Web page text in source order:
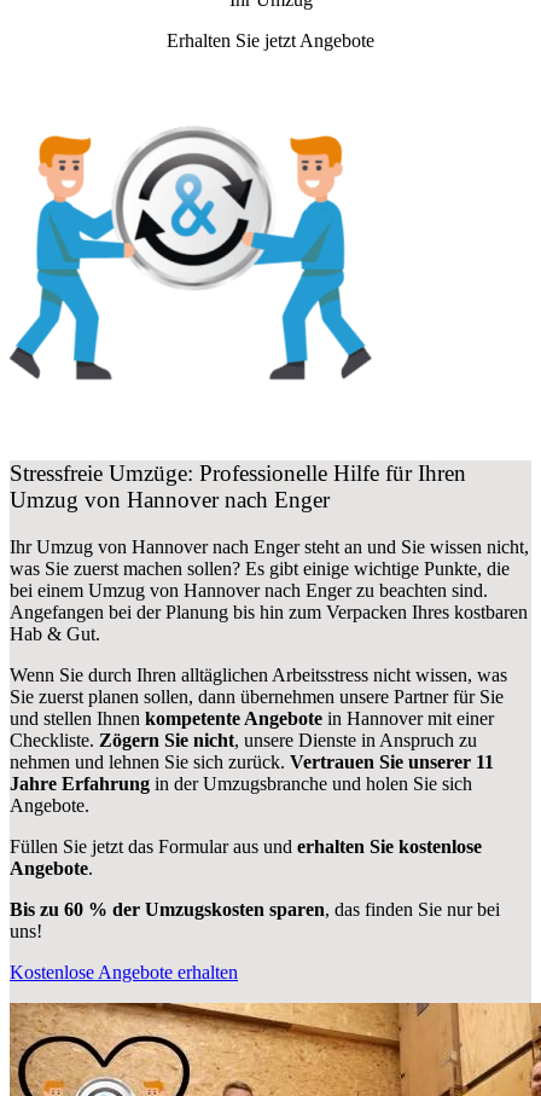
Erhalten Sie jetzt Angebote
Stressfreie Umzüge: Professionelle Hilfe für Ihren
Umzug von Hannover nach Enger
Ihr Umzug von Hannover nach Enger steht an und Sie wissen nicht,
was Sie zuerst machen sollen? Es gibt einige wichtige Punkte, die
bei einem Umzug von Hannover nach Enger zu beachten sind.
Angefangen bei der Planung bis hin zum Verpacken Ihres kostbaren
Hab & Gut.
Wenn Sie durch Ihren alltäglichen Arbeitsstress nicht wissen, was
Sie zuerst planen sollen, dann übernehmen unsere Partner für Sie
und stellen Ihnen kompetente Angebote in Hannover mit einer
Checkliste. Zögern Sie nicht, unsere Dienste in Anspruch zu
nehmen und lehnen Sie sich zurück. Vertrauen Sie unserer 11
Jahre Erfahrung in der Umzugsbranche und holen Sie sich
Angebote.
Füllen Sie jetzt das Formular aus und erhalten Sie kostenlose
Angebote.
Bis zu 60 % der Umzugskosten sparen, das finden Sie nur bei
uns!
Kostenlose Angebote erhalten